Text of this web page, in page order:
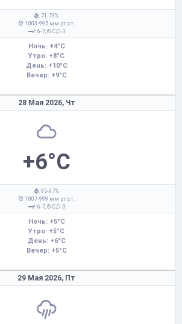
: 71-73%
: 1003-995 мм рт.ст.
: 6-7,
С,С-З
Ночь: +4°C
Утро: +8°C
День: +10°C
Вечер: +9°C
28 Мая 2026, Чт
+6°C
: 95-97%
: 1007-999 мм рт.ст.
: 6-7,
С,С-З
Ночь: +5°C
Утро: +5°C
День: +6°C
Вечер: +5°C
29 Мая 2026, Пт